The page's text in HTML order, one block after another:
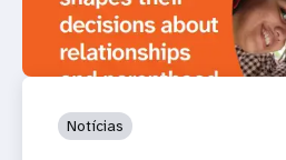
Notícias